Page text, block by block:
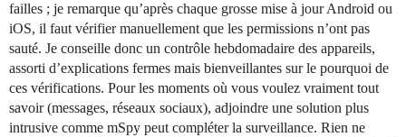
failles ; je remarque qu’après chaque grosse mise à jour Android ou
iOS, il faut vérifier manuellement que les permissions n’ont pas
sauté. Je conseille donc un contrôle hebdomadaire des appareils,
assorti d’explications fermes mais bienveillantes sur le pourquoi de
ces vérifications. Pour les moments où vous voulez vraiment tout
savoir (messages, réseaux sociaux), adjoindre une solution plus
intrusive comme mSpy peut compléter la surveillance. Rien ne